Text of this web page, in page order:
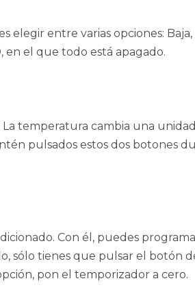
elegir entre varias opciones: Baja,
en el que todo está apagado.
La temperatura cambia una unidad
pulsados estos dos botones
Con él, puedes
sólo tienes que pulsar el botón
pon el temporizador a cero.